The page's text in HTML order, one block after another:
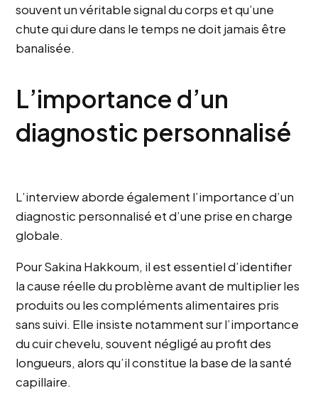
souvent un véritable signal du corps et qu’une
chute qui dure dans le temps ne doit jamais être
banalisée.
L’importance d’un
diagnostic personnalisé
L’interview aborde également l’importance d’un
diagnostic personnalisé et d’une prise en charge
globale.
Pour Sakina Hakkoum, il est essentiel d’identifier
la cause réelle du problème avant de multiplier les
produits ou les compléments alimentaires pris
sans suivi. Elle insiste notamment sur l’importance
du cuir chevelu, souvent négligé au profit des
longueurs, alors qu’il constitue la base de la santé
capillaire.